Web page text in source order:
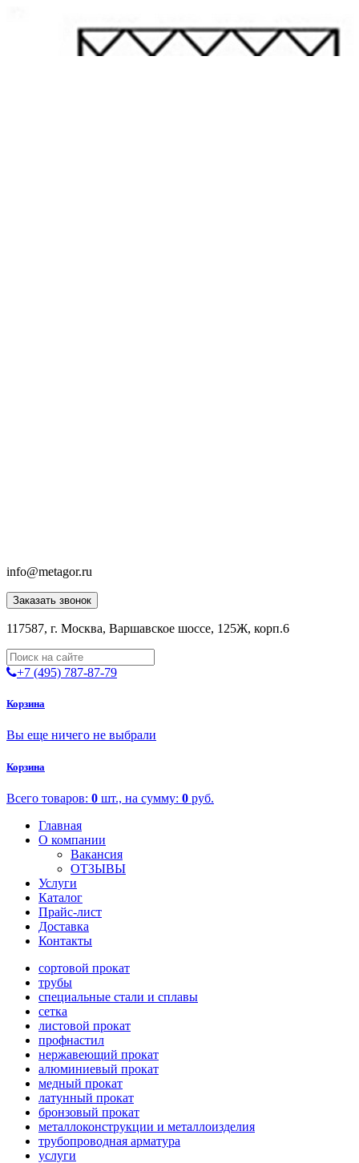
info@metagor.ru
Заказать звонок
117587, г. Москва, Варшавское шоссе, 125Ж, корп.6
+7 (495) 787-87-79
Корзина
Вы еще ничего не выбрали
Корзина
Всего товаров: 0 шт., на сумму: 0 руб.
Главная
О компании
Вакансия
ОТЗЫВЫ
Услуги
Каталог
Прайс-лист
Доставка
Контакты
сортовой прокат
трубы
специальные стали и сплавы
сетка
листовой прокат
профнастил
нержавеющий прокат
алюминиевый прокат
медный прокат
латунный прокат
бронзовый прокат
металлоконструкции и металлоизделия
трубопроводная арматура
услуги